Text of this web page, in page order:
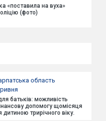
«поставила на вуха»
(фото)
область
батьків: можливість
допомогу щомісяця
трирічного віку.